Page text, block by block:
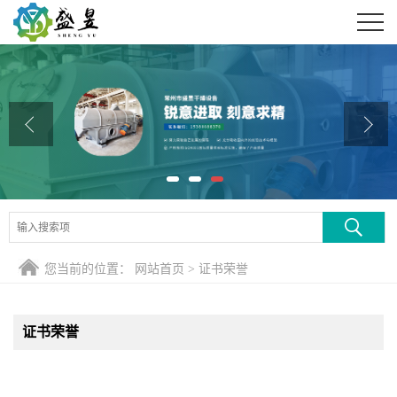
公司首页
公司介绍
公司动态
产品展厅
证书荣誉
联系方式
您当前的位置： 网站首页 > 证书荣誉
证书荣誉